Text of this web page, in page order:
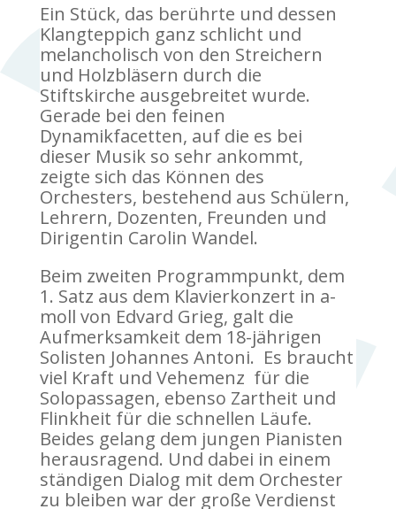
Ein Stück, das berührte und dessen
Klangteppich ganz schlicht und
melancholisch von den Streichern
und Holzbläsern durch die
Stiftskirche ausgebreitet wurde.
Gerade bei den feinen
Dynamikfacetten, auf die es bei
dieser Musik so sehr ankommt,
zeigte sich das Können des
Orchesters, bestehend aus Schülern,
Lehrern, Dozenten, Freunden und
Dirigentin Carolin Wandel.
Beim zweiten Programmpunkt, dem
1. Satz aus dem Klavierkonzert in a-
moll von Edvard Grieg, galt die
Aufmerksamkeit dem 18-jährigen
Solisten Johannes Antoni. Es braucht
viel Kraft und Vehemenz für die
Solopassagen, ebenso Zartheit und
Flinkheit für die schnellen Läufe.
Beides gelang dem jungen Pianisten
herausragend. Und dabei in einem
ständigen Dialog mit dem Orchester
zu bleiben war der große Verdienst